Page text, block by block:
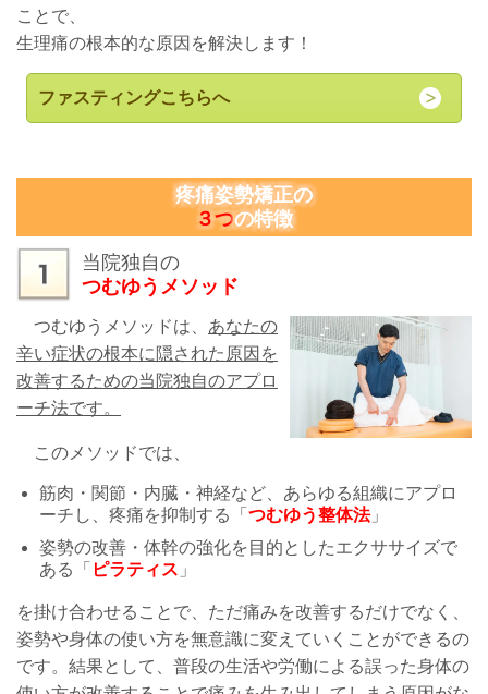
ことで、
生理痛の根本的な原因を解決します！
ファスティングこちらへ
疼痛姿勢矯正の
３つの特徴
当院独自の
つむゆうメソッド
つむゆうメソッドは、 あなたの
辛い症状の根本に隠された原因を
改善するための当院独自のアプロ
ーチ法です。
このメソッドでは、
筋肉・関節・内臓・神経など、あらゆる組織にアプロ
ーチし、疼痛を抑制する「 つむゆう整体法」
姿勢の改善・体幹の強化を目的としたエクササイズで
ある「 ピラティス 」
を掛け合わせることで、ただ痛みを改善するだけでなく、
姿勢や身体の使い方を無意識に変えていくことができるの
です。結果として、普段の生活や労働による誤った身体の